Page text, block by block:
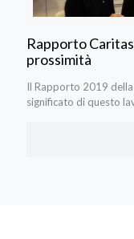
Rapporto
prossimità
Il Rapporto 2019
significato di questo